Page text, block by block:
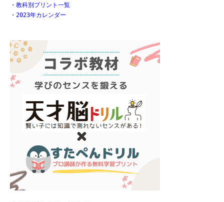
・ 教科別プリント一覧
・ 2023年カレンダー